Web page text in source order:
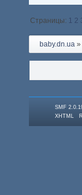
Страницы: 1 2
baby.dn.ua»
SMF
XHTML